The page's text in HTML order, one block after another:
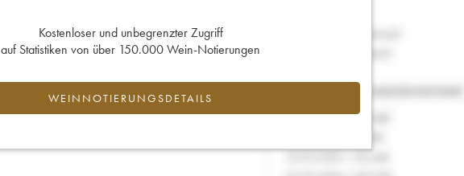
Kostenloser und unbegrenzter Zugriff
auf Statistiken von über 150.000 Wein-Notierungen
WEINNOTIERUNGSDETAILS